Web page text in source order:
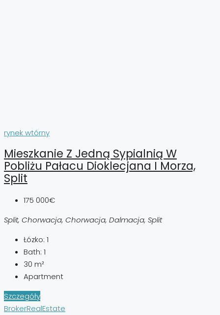
rynek wtórny
Mieszkanie Z Jedną Sypialnią W
Pobliżu Pałacu Dioklecjana I Morza,
Split
175 000€
Split, Chorwacja, Chorwacja, Dalmacja, Split
Łózko: 1
Bath: 1
30 m²
Apartment
Szczegóły
BrokerRealEstate